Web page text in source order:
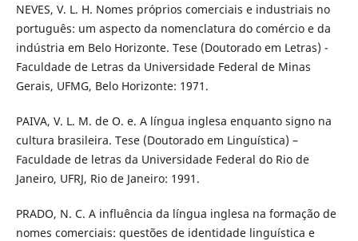
NEVES, V. L. H. Nomes próprios comerciais e industriais no
português: um aspecto da nomenclatura do comércio e da
indústria em Belo Horizonte. Tese (Doutorado em Letras) -
Faculdade de Letras da Universidade Federal de Minas
Gerais, UFMG, Belo Horizonte: 1971.
PAIVA, V. L. M. de O. e. A língua inglesa enquanto signo na
cultura brasileira. Tese (Doutorado em Linguística) –
Faculdade de letras da Universidade Federal do Rio de
Janeiro, UFRJ, Rio de Janeiro: 1991.
PRADO, N. C. A influência da língua inglesa na formação de
nomes comerciais: questões de identidade linguística e